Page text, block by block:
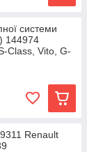
системи
144974
Class, Vito, G-
Renault